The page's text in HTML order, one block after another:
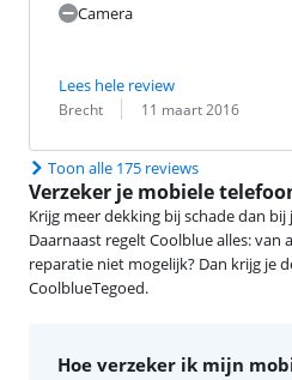
Camera
Lees hele review
Beoordeling door:
Brecht
Datum: 11 maart 2016
Toon alle 175 reviews
Verzeker je mobiele
Krijg meer dekking bij schade dan
Daarnaast regelt Coolblue alles:
reparatie niet mogelijk? Dan krijg je
CoolblueTegoed.
Hoe verzeker ik mijn